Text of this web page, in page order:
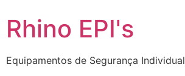
Rhino EPI's
Equipamentos de Segurança Individual